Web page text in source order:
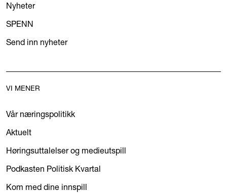
Nyheter
SPENN
Send inn nyheter
VI MENER
Vår næringspolitikk
Aktuelt
Høringsuttalelser og medieutspill
Podkasten Politisk Kvartal
Kom med dine innspill